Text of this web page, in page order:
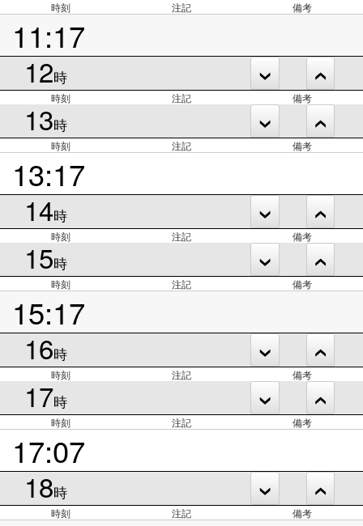
時刻 注記 備考
11:17
12時
時刻 注記 備考
13時
時刻 注記 備考
13:17
14時
時刻 注記 備考
15時
時刻 注記 備考
15:17
16時
時刻 注記 備考
17時
時刻 注記 備考
17:07
18時
時刻 注記 備考